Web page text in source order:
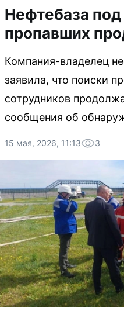
Нефтебаза
пропавших
Компания-владелец
заявила, что поиски
сотрудников
сообщения об
15 мая, 2026, 11:13 3